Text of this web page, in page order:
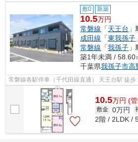
敷0 新築
10.5万円
常磐線 「天王台
成田線 「東我孫子
常磐線 「我孫子
築1年未満 / 58.60
千葉県我孫子市高
常磐線各駅停車（千代田線直通） 天王台駅 徒歩
10.5万円 (
敷金 0万円
2階 / 2LDK /